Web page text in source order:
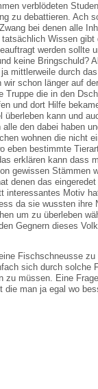
verblödeten
zu debattieren. Ach
bei denen alle
Wissen
werden sollte
keine Bringschuld?
mittlerweile durch
schon länger auf
die in den
und dort Hilfe
kann und
den dabei haben
wohnen die nicht
bestimmte
erklären kann dass
gewissen Stämmen
denen das
Motiv
da sie wussten ihre
um zu überleben
Gegnern dieses
Fischschneusse
sich durch solche
müssen. Eine
man ja egal wo